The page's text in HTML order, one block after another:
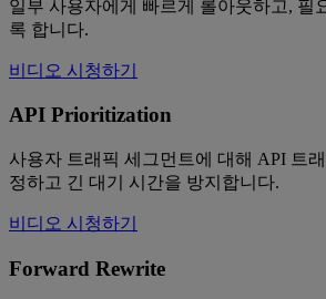
일부 사용자에게 빠르게 롤아웃하고, 필
록 합니다.
비디오 시청하기
API Prioritization
사용자 트래픽 세그먼트에 대해 API 트
정하고 긴 대기 시간을 방지합니다.
비디오 시청하기
Forward Rewrite